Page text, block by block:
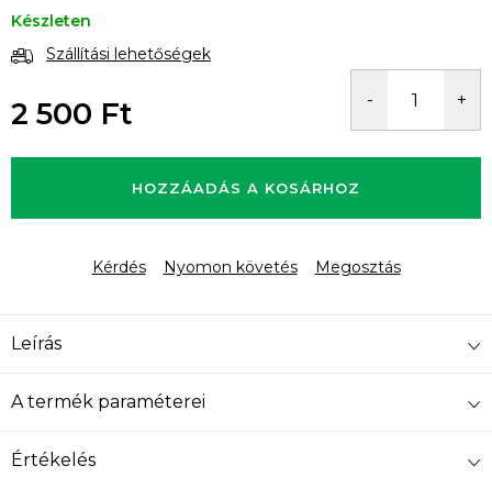
Készleten
Szállítási lehetőségek
2 500 Ft
HOZZÁADÁS A KOSÁRHOZ
Kérdés Nyomon követés Megosztás
Leírás
A termék paraméterei
Értékelés